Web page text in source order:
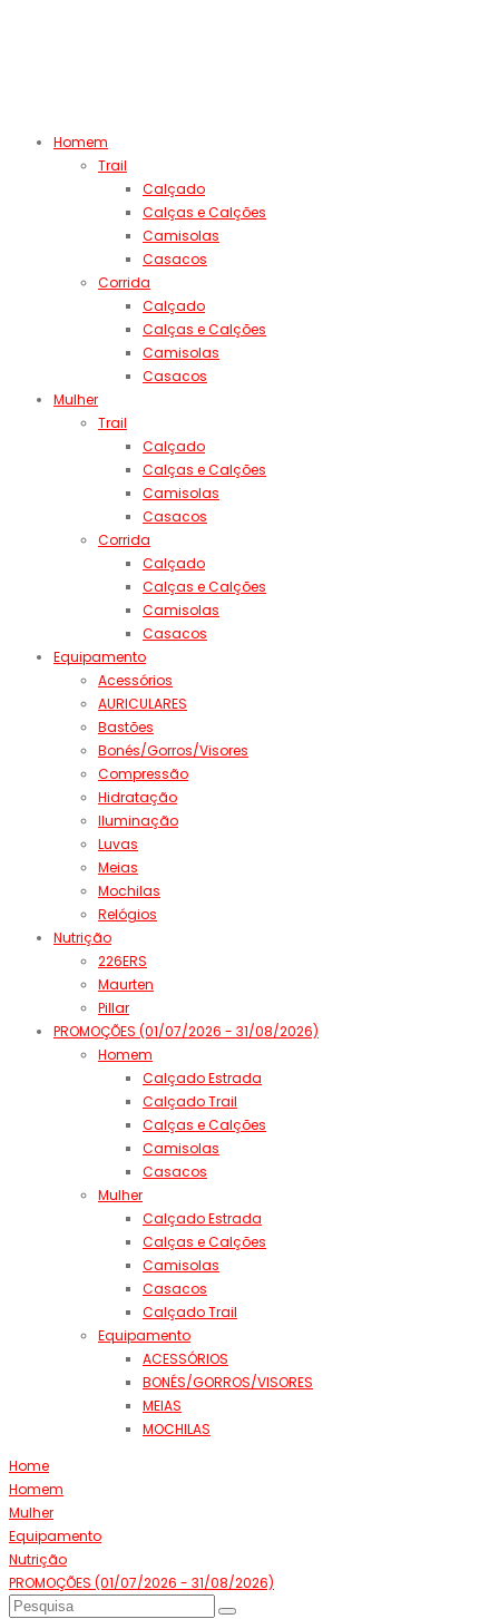
Homem
Trail
Calçado
Calças e Calções
Camisolas
Casacos
Corrida
Calçado
Calças e Calções
Camisolas
Casacos
Mulher
Trail
Calçado
Calças e Calções
Camisolas
Casacos
Corrida
Calçado
Calças e Calções
Camisolas
Casacos
Equipamento
Acessórios
AURICULARES
Bastões
Bonés/Gorros/Visores
Compressão
Hidratação
Iluminação
Luvas
Meias
Mochilas
Relógios
Nutrição
226ERS
Maurten
Pillar
PROMOÇÕES (01/07/2026 - 31/08/2026)
Homem
Calçado Estrada
Calçado Trail
Calças e Calções
Camisolas
Casacos
Mulher
Calçado Estrada
Calças e Calções
Camisolas
Casacos
Calçado Trail
Equipamento
ACESSÓRIOS
BONÉS/GORROS/VISORES
MEIAS
MOCHILAS
Home
Homem
Mulher
Equipamento
Nutrição
PROMOÇÕES (01/07/2026 - 31/08/2026)